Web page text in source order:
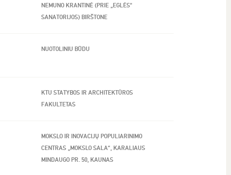
NEMUNO KRANTINĖ (PRIE „EGLĖS“
SANATORIJOS) BIRŠTONE
NUOTOLINIU BŪDU
KTU STATYBOS IR ARCHITEKTŪROS
FAKULTETAS
MOKSLO IR INOVACIJŲ POPULIARINIMO
CENTRAS „MOKSLO SALA“, KARALIAUS
MINDAUGO PR. 50, KAUNAS